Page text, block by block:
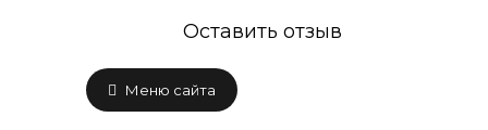
Оставить отзыв
Меню сайта